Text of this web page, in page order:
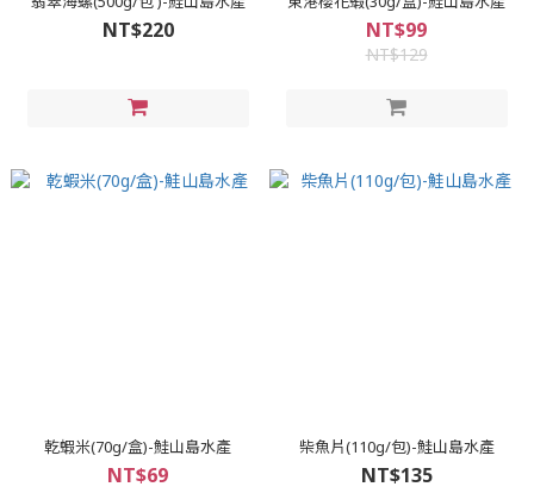
NT$220 NT$99
NT$129
乾蝦米(70g/盒)-鮭山島水產
NT$69
柴魚片(110g/包)-鮭山島水產
NT$135